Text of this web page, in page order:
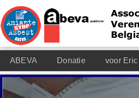
ABEVA Donatie voor Eric